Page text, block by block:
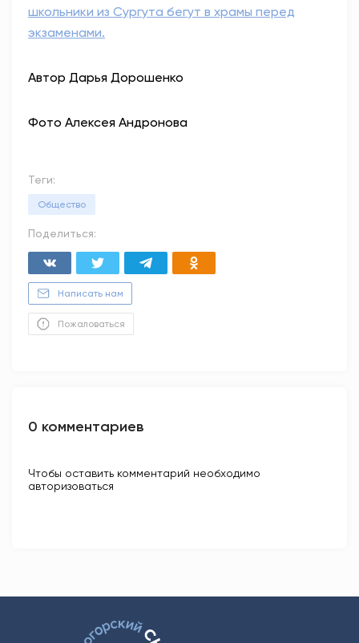
школьники из Сургута бегут в храмы перед
экзаменами.
Автор Дарья Дорошенко
Фото Алексея Андронова
Теги:
Общество
Поделиться:
Написать нам
Пожаловаться
0 комментариев
Чтобы оставить комментарий необходимо
авторизоваться